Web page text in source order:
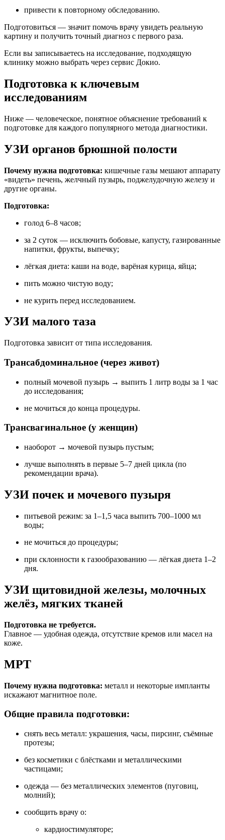
привести к повторному обследованию.
Подготовиться — значит помочь врачу увидеть реальную
картину и получить точный диагноз с первого раза.
Если вы записываетесь на исследование, подходящую
клинику можно выбрать через сервис Докио.
Подготовка к ключевым
исследованиям
Ниже — человеческое, понятное объяснение требований к
подготовке для каждого популярного метода диагностики.
УЗИ органов брюшной полости
Почему нужна подготовка: кишечные газы мешают аппарату
«видеть» печень, желчный пузырь, поджелудочную железу и
другие органы.
Подготовка:
голод 6–8 часов;
за 2 суток — исключить бобовые, капусту, газированные
напитки, фрукты, выпечку;
лёгкая диета: каши на воде, варёная курица, яйца;
пить можно чистую воду;
не курить перед исследованием.
УЗИ малого таза
Подготовка зависит от типа исследования.
Трансабдоминальное (через живот)
полный мочевой пузырь → выпить 1 литр воды за 1 час
до исследования;
не мочиться до конца процедуры.
Трансвагинальное (у женщин)
наоборот → мочевой пузырь пустым;
лучше выполнять в первые 5–7 дней цикла (по
рекомендации врача).
УЗИ почек и мочевого пузыря
питьевой режим: за 1–1,5 часа выпить 700–1000 мл
воды;
не мочиться до процедуры;
при склонности к газообразованию — лёгкая диета 1–2
дня.
УЗИ щитовидной железы, молочных
желёз, мягких тканей
Подготовка не требуется.
Главное — удобная одежда, отсутствие кремов или масел на
коже.
МРТ
Почему нужна подготовка: металл и некоторые импланты
искажают магнитное поле.
Общие правила подготовки:
снять весь металл: украшения, часы, пирсинг, съёмные
протезы;
без косметики с блёстками и металлическими
частицами;
одежда — без металлических элементов (пуговиц,
молний);
сообщить врачу о:
кардиостимуляторе;